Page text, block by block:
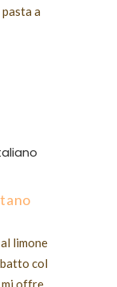
a
limone
col
mi offre